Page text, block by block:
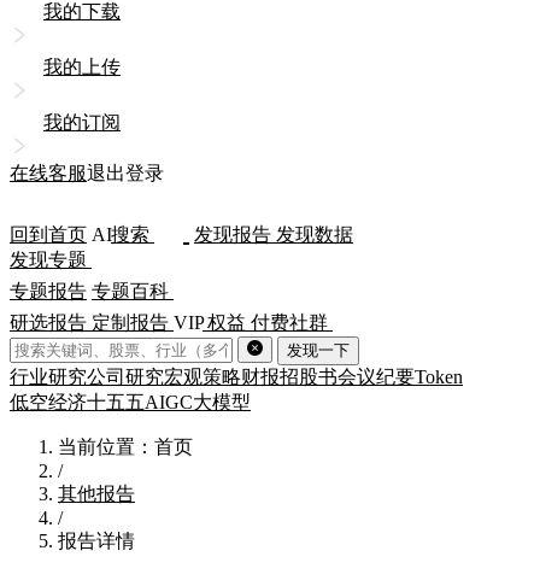
我的下载
我的上传
我的订阅
在线客服退出登录
回到首页 AI搜索 发现报告 发现数据
发现专题
专题报告 专题百科
研选报告 定制报告 VIP权益 付费社群
发现一下
行业研究公司研究宏观策略财报招股书会议纪要Token
低空经济十五五AIGC大模型
当前位置：首页
/
其他报告
/
报告详情